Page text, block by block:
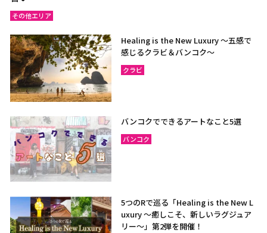
その他エリア
Healing is the New Luxury ～五感で
感じるクラビ＆バンコク～
クラビ
バンコクでできるアートなこと5選
バンコク
5つのRで巡る「Healing is the New L
uxury ～癒しこそ、新しいラグジュア
リー〜」第2弾を開催！